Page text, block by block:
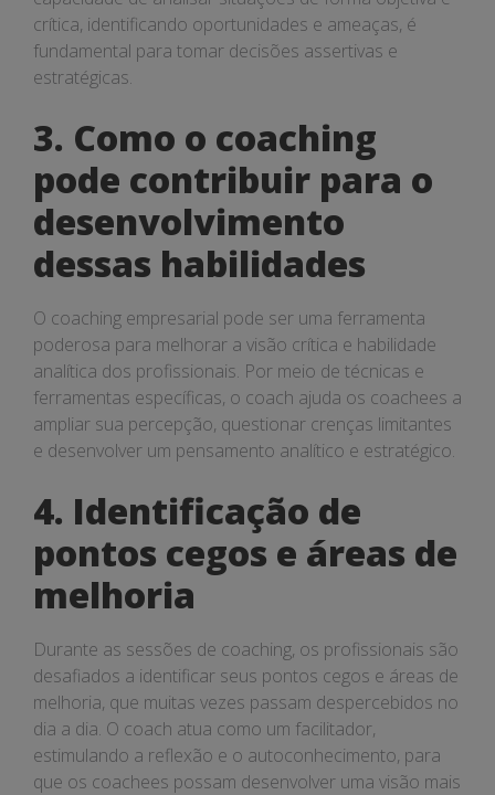
crítica, identificando oportunidades e ameaças, é
fundamental para tomar decisões assertivas e
estratégicas.
3. Como o coaching
pode contribuir para o
desenvolvimento
dessas habilidades
O coaching empresarial pode ser uma ferramenta
poderosa para melhorar a visão crítica e habilidade
analítica dos profissionais. Por meio de técnicas e
ferramentas específicas, o coach ajuda os coachees a
ampliar sua percepção, questionar crenças limitantes
e desenvolver um pensamento analítico e estratégico.
4. Identificação de
pontos cegos e áreas de
melhoria
Durante as sessões de coaching, os profissionais são
desafiados a identificar seus pontos cegos e áreas de
melhoria, que muitas vezes passam despercebidos no
dia a dia. O coach atua como um facilitador,
estimulando a reflexão e o autoconhecimento, para
que os coachees possam desenvolver uma visão mais